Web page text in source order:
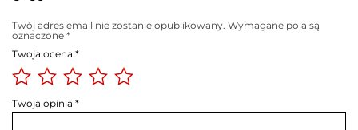
Twój adres email nie zostanie opublikowany. Wymagane pola są
oznaczone *
Twoja ocena *
Twoja opinia *